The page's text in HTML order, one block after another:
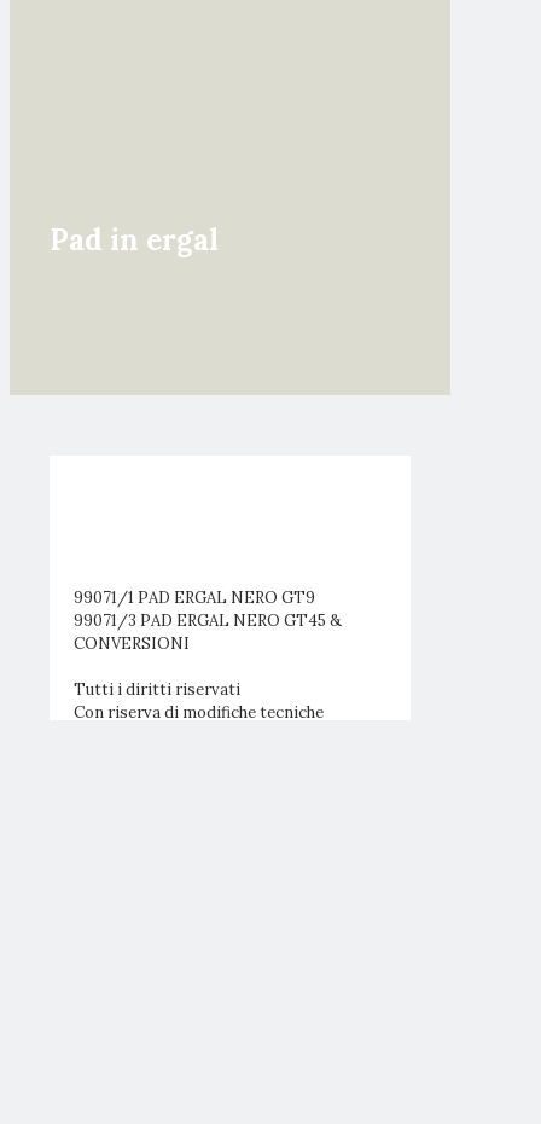
Pad in ergal
99071/1 PAD ERGAL NERO GT9
99071/3 PAD ERGAL NERO GT45 &
CONVERSIONI
Tutti i diritti riservati
Con riserva di modifiche tecniche